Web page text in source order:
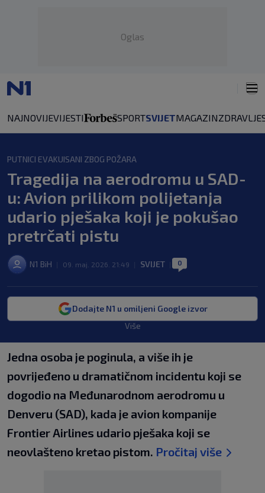
Oglas
NAJNOVIJEVIJESTI SPORTSVIJETMAGAZINZDRAVLJE
PUTNICI EVAKUISANI ZBOG POŽARA
Tragedija na aerodromu u SAD-
u: Avion prilikom polijetanja
udario pješaka koji je pokušao
pretrčati pistu
N1 BiH 09. maj. 2026. 21:49 SVIJET 0
Dodajte N1 u omiljeni Google izvor
Više
Jedna osoba je poginula, a više ih je
povrijeđeno u dramatičnom incidentu koji se
dogodio na Međunarodnom aerodromu u
Denveru (SAD), kada je avion kompanije
Frontier Airlines udario pješaka koji se
neovlašteno kretao pistom. Pročitaj više